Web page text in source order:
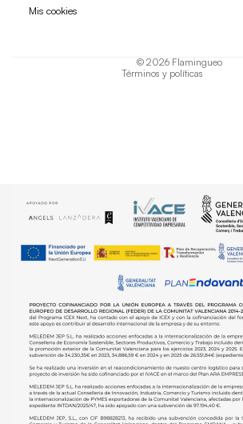
Mis cookies
© 2026 Flamingueo
Términos y políticas